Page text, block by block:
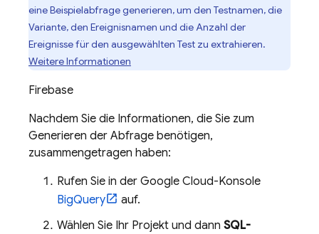
eine Beispielabfrage generieren, um den Testnamen, die
Variante, den Ereignisnamen und die Anzahl der
Ereignisse für den ausgewählten Test zu extrahieren.
Weitere Informationen
Firebase
Nachdem Sie die Informationen, die Sie zum
Generieren der Abfrage benötigen,
zusammengetragen haben:
Rufen Sie in der Google Cloud-Konsole
BigQuery
auf.
Wählen Sie Ihr Projekt und dann SQL-